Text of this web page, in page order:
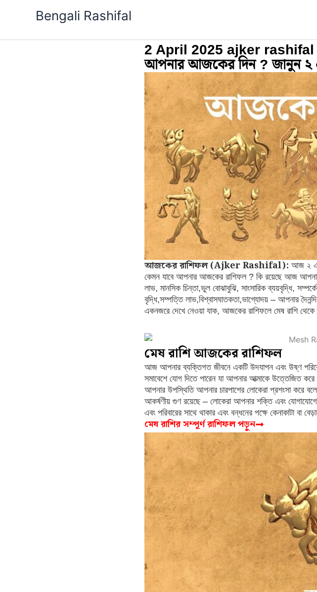
Bengali Rashifal
2 April 2025 ajker rashifal
আপনার আজকের দিন ? জানুন ২
আজকের রাশিফল (Ajker Rashifal): আজ ২
কেমন যাবে আপনার আজকের রাশিফল ? কি রয়েছে আজ
লাভ, মানসিক চিন্তা,ভুল বোঝাবুঝি, সাংসারিক ব্যয়বৃদ্ধি,
বৃদ্ধি,সম্পত্তি লাভ,বিশ্বাসঘাতকতা,ভাগ্যোদয় – আপনার
একনজরে দেখে নেওয়া যাক, আজকের রাশিফলে মেষ রাশি থেকে
মেষ রাশি আজকের রাশিফল
আজ আপনার ব্যক্তিগত জীবনে একটি উদযাপন এবং উষ্ণ
সমাবেশে যোগ দিতে পারেন যা আপনার আত্মাকে উত্তেজিত
আপনার উপস্থিতি আপনার চারপাশের লোকেরা প্রশংসা করে
আকর্ষণীয় গুণ রয়েছে – লোকেরা আপনার শক্তি এবং
এবং পরিবারের সাথে থাকার এবং বন্ধনের পক্ষে কেনাকাটা বা
মেষ রাশির সম্পূর্ণ রাশিফল পড়ুন